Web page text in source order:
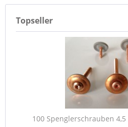
Topseller
100 Spenglerschrauben